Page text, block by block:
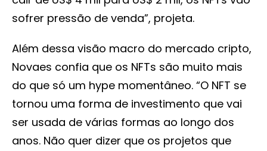
sofrer pressão de venda”, projeta.
Além dessa visão macro do mercado cripto,
Novaes confia que os NFTs são muito mais
do que só um hype momentâneo. “O NFT se
tornou uma forma de investimento que vai
ser usada de várias formas ao longo dos
anos. Não quer dizer que os projetos que